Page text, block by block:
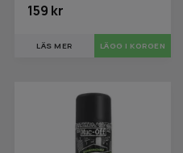
159 kr
LÄS MER